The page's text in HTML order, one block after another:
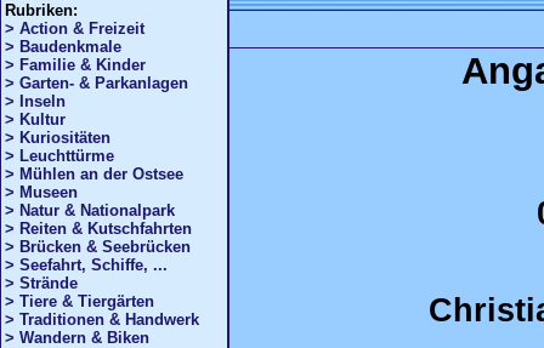
Rubriken:
> Action & Freizeit
> Baudenkmale
> Familie & Kinder
> Garten- & Parkanlagen
> Inseln
> Kultur
> Kuriositäten
> Leuchttürme
> Mühlen an der Ostsee
> Museen
> Natur & Nationalpark
> Reiten & Kutschfahrten
> Brücken & Seebrücken
> Seefahrt, Schiffe, ...
> Strände
> Tiere & Tiergärten
> Traditionen & Handwerk
> Wandern & Biken